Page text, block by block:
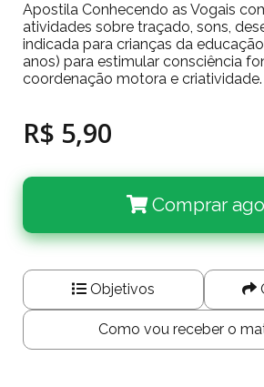
Apostila Conhecendo as Vogais
atividades sobre traçado, sons,
indicada para crianças da
anos) para estimular consciência
coordenação motora e criatividade.
R$ 5,90
Comprar
Objetivos
Como vou receber o